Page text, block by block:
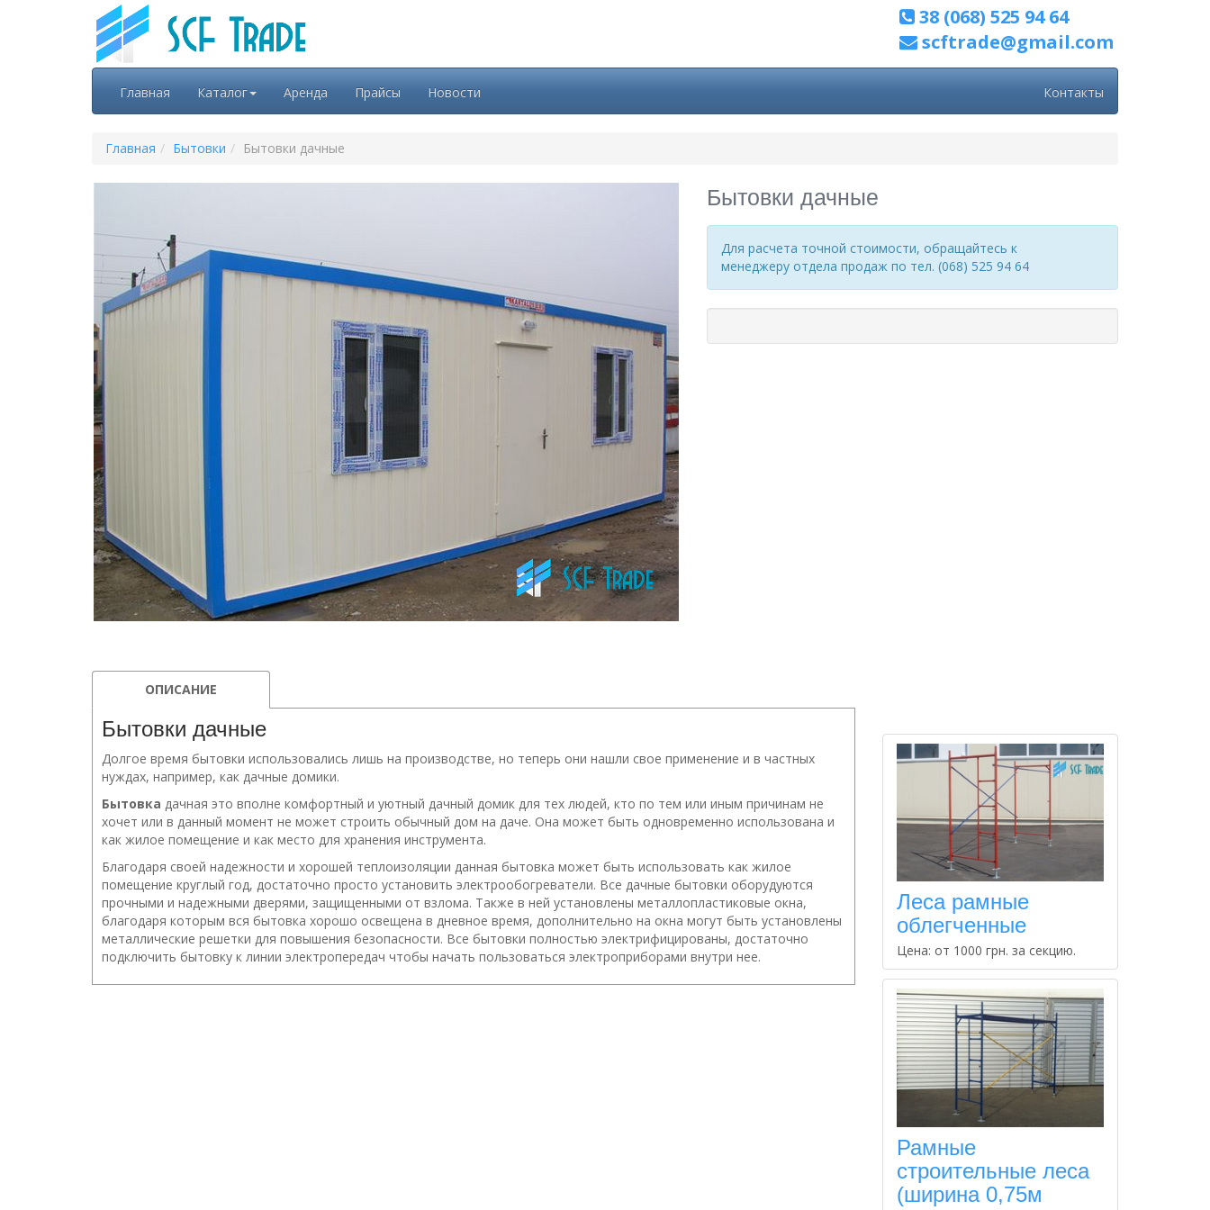
38 (068) 525 94 64
scftrade@gmail.com
Главная Каталог Аренда Прайсы Новости Контакты
Главная Бытовки Бытовки дачные
Бытовки дачные
Для расчета точной стоимости, обращайтесь к
менеджеру отдела продаж по тел. (068) 525 94 64
ОПИСАНИЕ
Бытовки дачные
Долгое время бытовки использовались лишь на производстве, но теперь они нашли свое применение и в частных
нуждах, например, как дачные домики.
Бытовка дачная это вполне комфортный и уютный дачный домик для тех людей, кто по тем или иным причинам не
хочет или в данный момент не может строить обычный дом на даче. Она может быть одновременно использована и
как жилое помещение и как место для хранения инструмента.
Благодаря своей надежности и хорошей теплоизоляции данная бытовка может быть использовать как жилое
помещение круглый год, достаточно просто установить электрообогреватели. Все дачные бытовки оборудуются
прочными и надежными дверями, защищенными от взлома. Также в ней установлены металлопластиковые окна,
благодаря которым вся бытовка хорошо освещена в дневное время, дополнительно на окна могут быть установлены
металлические решетки для повышения безопасности. Все бытовки полностью электрифицированы, достаточно
подключить бытовку к линии электропередач чтобы начать пользоваться электроприборами внутри нее.
Леса рамные
облегченные
Цена: от 1000 грн. за секцию.
Рамные
строительные леса
(ширина 0,75м